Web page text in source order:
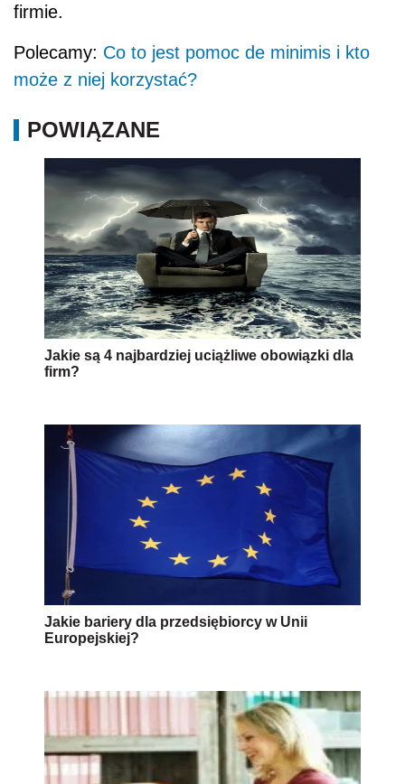
firmie.
Polecamy: Co to jest pomoc de minimis i kto
może z niej korzystać?
POWIĄZANE
Jakie są 4 najbardziej uciążliwe obowiązki dla
firm?
Jakie bariery dla przedsiębiorcy w Unii
Europejskiej?